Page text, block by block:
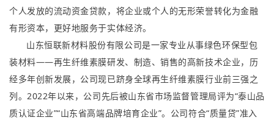
个人发放的流动资金贷款，将企业或个人的无形荣誉转化为金融
有形资本，更好地服务于实体经济。
山东恒联新材料股份有限公司是一家专业从事绿色环保型包
装材料——再生纤维素膜研发、制造、销售的高新技术企业，历
经多年创新发展，公司现已跻身全球再生纤维素膜行业前三强之
列。2022年以来，公司先后被山东省市场监督管理局评为“泰山品
质认证企业”“山东省高端品牌培育企业”。公司符合“质量贷”准入